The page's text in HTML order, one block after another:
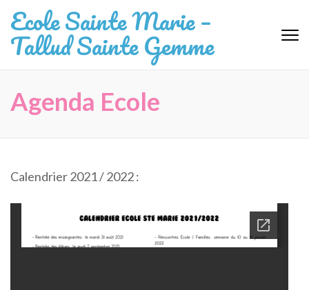
au
contenu
(Pressez
Ecole Sainte Marie –
Tallud Sainte Gemme
Agenda Ecole
Calendrier 2021 / 2022 :